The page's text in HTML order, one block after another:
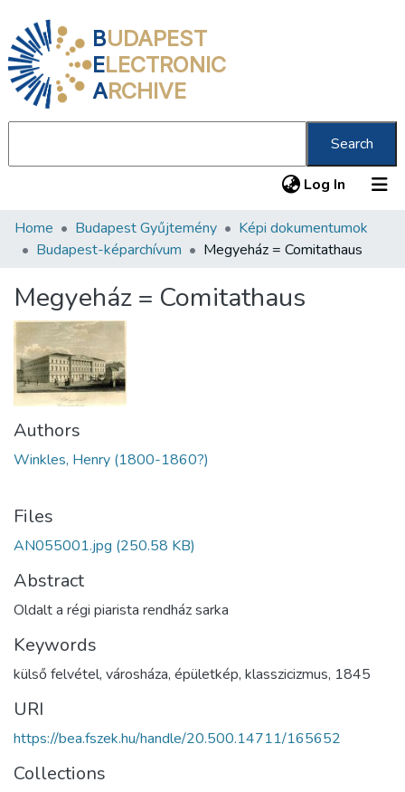
BUDAPEST
ELECTRONIC
ARCHIVE
Search
Log In (current)
Communities & Collections
Statistics
About us
Home Budapest Gyűjtemény
Képi dokumentumok
Budapest-képarchívum
Megyeház = Comitathaus
Megyeház = Comitathaus
Authors
Winkles, Henry (1800-1860?)
Files
AN055001.jpg (250.58 KB)
Abstract
Oldalt a régi piarista rendház sarka
Keywords
külső felvétel, városháza, épületkép, klasszicizmus, 1845
URI
https://bea.fszek.hu/handle/20.500.14711/165652
Collections